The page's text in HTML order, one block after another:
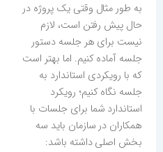
به طور مثال وقتی یک پروژه در
حال پیش رفتن است، لازم
نیست برای هر جلسه دستور
جلسه آماده کنیم. اما بهتر است
که با رویکردی استاندارد به
جلسه نگاه کنیم؛ رویکرد
استاندارد شما برای جلسات با
همکاران در سازمان باید سه
بخش اصلی داشته باشد: